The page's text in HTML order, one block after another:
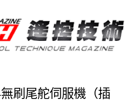
刷尾舵伺服機（插